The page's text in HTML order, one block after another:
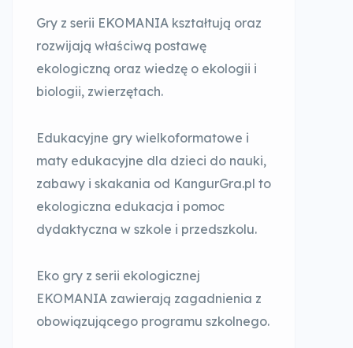
Gry z serii EKOMANIA kształtują oraz
rozwijają właściwą postawę
ekologiczną oraz wiedzę o ekologii i
biologii, zwierzętach.
Edukacyjne gry wielkoformatowe i
maty edukacyjne dla dzieci do nauki,
zabawy i skakania od KangurGra.pl to
ekologiczna edukacja i pomoc
dydaktyczna w szkole i przedszkolu.
Eko gry z serii ekologicznej
EKOMANIA zawierają zagadnienia z
obowiązującego programu szkolnego.